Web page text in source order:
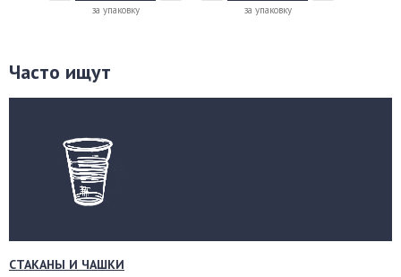
за упаковку за упаковку
Часто ищут
СТАКАНЫ И ЧАШКИ